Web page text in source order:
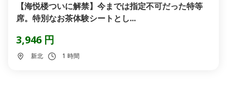
【海悦楼ついに解禁】今までは指定不可だった特等
席。特別なお茶体験シートとし...
3,946 円
新北 1 時間